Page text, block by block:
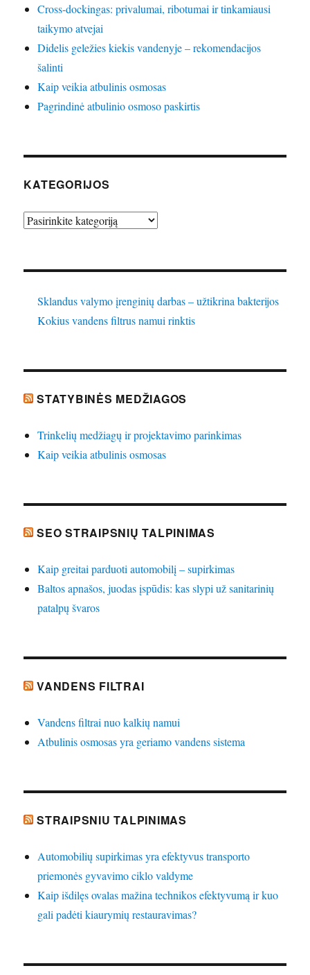
Cross-dockingas: privalumai, ribotumai ir tinkamiausi
taikymo atvejai
Didelis geležies kiekis vandenyje – rekomendacijos
šalinti
Kaip veikia atbulinis osmosas
Pagrindinė atbulinio osmoso paskirtis
KATEGORIJOS
Kategorijos
Sklandus valymo įrenginių darbas – užtikrina bakterijos
Kokius vandens filtrus namui rinktis
STATYBINĖS MEDŽIAGOS
Trinkelių medžiagų ir projektavimo parinkimas
Kaip veikia atbulinis osmosas
SEO STRAIPSNIŲ TALPINIMAS
Kaip greitai parduoti automobilį – supirkimas
Baltos apnašos, juodas įspūdis: kas slypi už sanitarinių
patalpų švaros
VANDENS FILTRAI
Vandens filtrai nuo kalkių namui
Atbulinis osmosas yra geriamo vandens sistema
STRAIPSNIU TALPINIMAS
Automobilių supirkimas yra efektyvus transporto
priemonės gyvavimo ciklo valdyme
Kaip išdilęs ovalas mažina technikos efektyvumą ir kuo
gali padėti kiaurymių restauravimas?